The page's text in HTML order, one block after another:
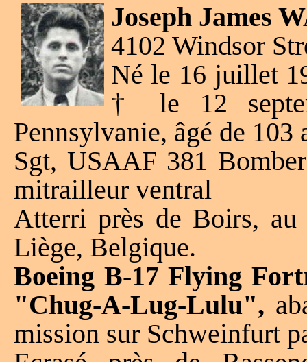
Joseph James
4102 Windsor
Né le 16 juillet
† le 12
Pennsylvanie, âgé de 103
Sgt, USAAF 381
mitrailleur ventral
Atterri près de Boirs, au
Liège, Belgique.
Boeing B-17 Flying
"Chug-A-Lug-Lulu",
mission sur Schweinfurt